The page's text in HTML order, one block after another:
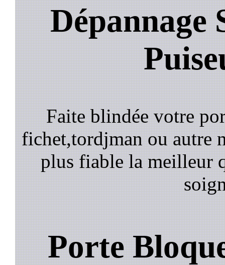
Dépannage
Faite blindée votre
fichet,tordjman ou autre
plus fiable la meilleur
Porte